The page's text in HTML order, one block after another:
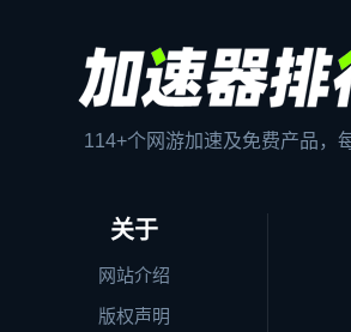
114+个网游加速及免费产品，
关于
网站介绍
版权声明